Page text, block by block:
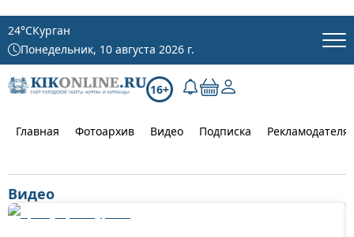
24°CКурган
Понедельник, 10 августа 2026 г.
16+
Главная Фотоархив Видео Подписка
Видео